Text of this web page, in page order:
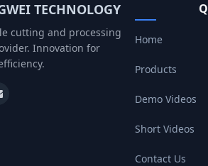
TECHNOLOGY
cutting and processing
Innovation for
Home
Products
Demo Videos
Short Videos
Contact Us